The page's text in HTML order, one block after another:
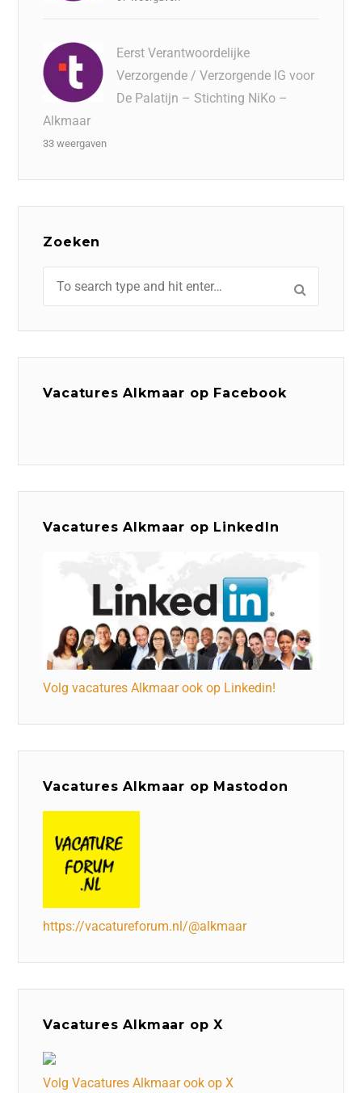
Eerst Verantwoordelijke
Verzorgende / Verzorgende IG voor
De Palatijn – Stichting NiKo –
Alkmaar
33 weergaven
Zoeken
Vacatures Alkmaar op Facebook
Vacatures Alkmaar op LinkedIn
Volg vacatures Alkmaar ook op Linkedin!
Vacatures Alkmaar op Mastodon
https://vacatureforum.nl/@alkmaar
Vacatures Alkmaar op X
Volg Vacatures Alkmaar ook op X